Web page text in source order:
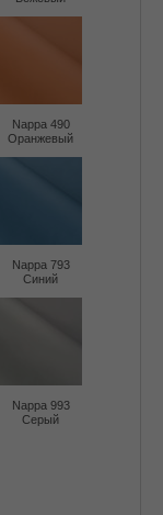
Nappa 490
Оранжевый
Nappa 793
Синий
Nappa 993
Серый